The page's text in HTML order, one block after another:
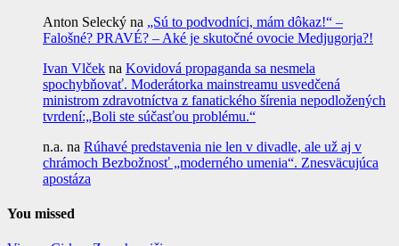
Anton Selecký na „Sú to podvodníci, mám dôkaz!“ –
Falošné? PRAVÉ? – Aké je skutočné ovocie Medjugorja?!
Ivan Vlček na Kovidová propaganda sa nesmela
spochybňovať. Moderátorka mainstreamu usvedčená
ministrom zdravotníctva z fanatického šírenia nepodložených
tvrdení:„Boli ste súčasťou problému.“
n.a. na Rúhavé predstavenia nie len v divadle, ale už aj v
chrámoch Bezbožnosť „moderného umenia“. Znesväcujúca
apostáza
You missed